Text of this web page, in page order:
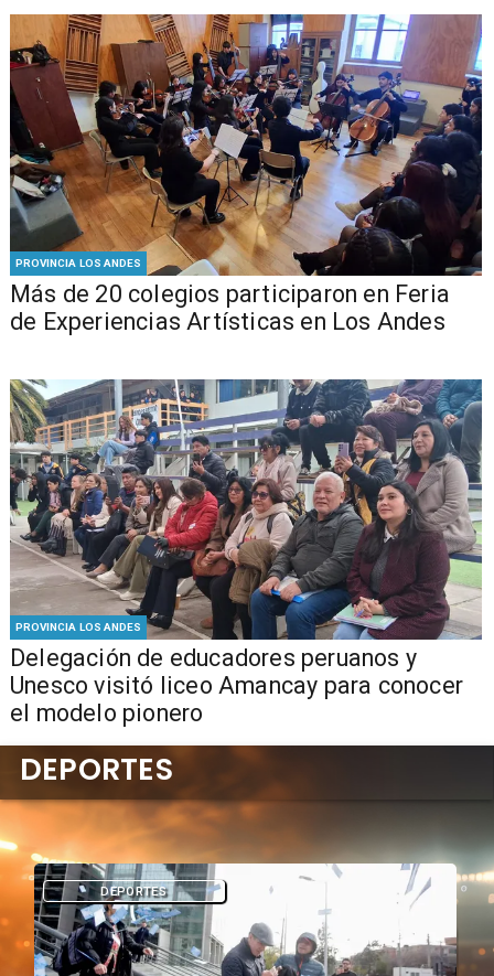
PROVINCIA LOS ANDES
Más de 20 colegios participaron en Feria
de Experiencias Artísticas en Los Andes
PROVINCIA LOS ANDES
Delegación de educadores peruanos y
Unesco visitó liceo Amancay para conocer
el modelo pionero
DEPORTES
DEPORTES